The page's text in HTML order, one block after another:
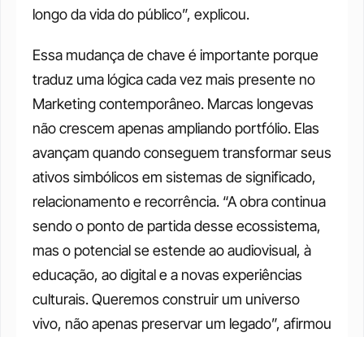
longo da vida do público”, explicou.
Essa mudança de chave é importante porque
traduz uma lógica cada vez mais presente no
Marketing contemporâneo. Marcas longevas
não crescem apenas ampliando portfólio. Elas
avançam quando conseguem transformar seus
ativos simbólicos em sistemas de significado,
relacionamento e recorrência. “A obra continua
sendo o ponto de partida desse ecossistema,
mas o potencial se estende ao audiovisual, à
educação, ao digital e a novas experiências
culturais. Queremos construir um universo
vivo, não apenas preservar um legado”, afirmou